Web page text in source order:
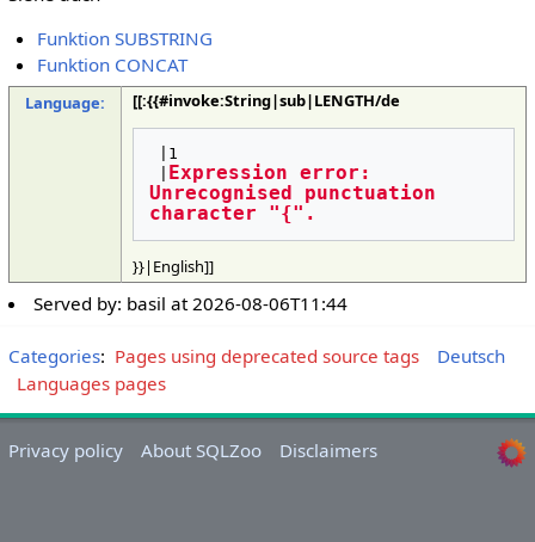
Funktion SUBSTRING
Funktion CONCAT
Language: [[:{{#invoke:String|sub|LENGTH/de
Expression error:
Unrecognised punctuation
character "{".
}}|English]]
Served by: basil at2026-08-06T11:44
Categories: Pages using deprecated source tags
Deutsch
Languages pages
Privacy policy About SQLZoo Disclaimers